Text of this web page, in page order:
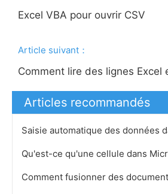
Excel VBA pour ouvrir CSV
Article suivant：
Comment lire des lignes Excel
Articles recommandés
Saisie automatique des données
Qu'est-ce qu'une cellule dans